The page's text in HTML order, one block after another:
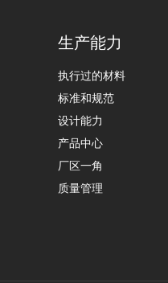
生产能力
执行过的材料
标准和规范
设计能力
产品中心
厂区一角
质量管理